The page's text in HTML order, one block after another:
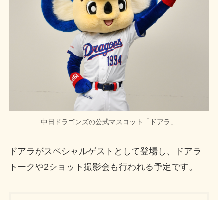
中日ドラゴンズの公式マスコット「ドアラ」
ドアラがスペシャルゲストとして登場し、ドアラ
トークや2ショット撮影会も行われる予定です。